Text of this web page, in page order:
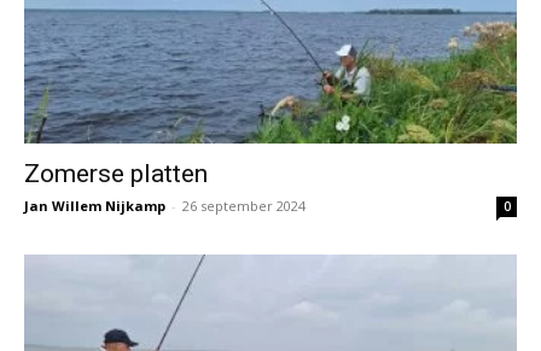
Zomerse platten
Jan Willem Nijkamp - 26 september 2024 0